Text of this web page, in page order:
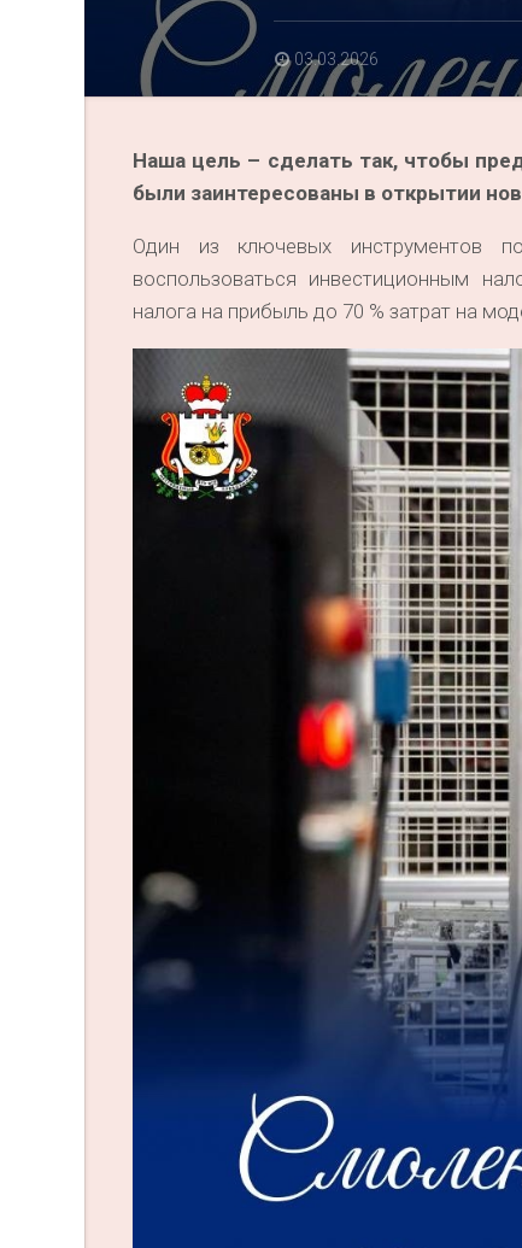
03.03.2026
Наша цель – сделать так, чтобы
были заинтересованы в открытии
Один из ключевых инструментов
воспользоваться инвестиционным
налога на прибыль до 70 % затрат на